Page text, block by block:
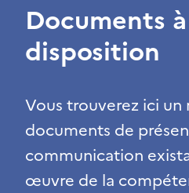
Documents à
disposition
Vous trouverez ici un
documents de
communication
œuvre de la